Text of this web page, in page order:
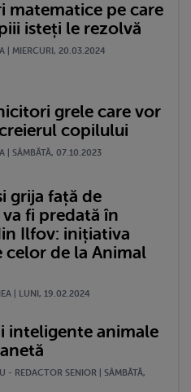
matematice pe care
isteți le rezolvă
| MIERCURI, 20.03.2024
grele care vor
copilului
| SÂMBĂTĂ, 07.10.2023
grija față de
fi predată în
Ilfov: inițiativa
celor de la Animal
| LUNI, 19.02.2024
inteligente animale
- REDACTOR SENIOR | SÂMBĂTĂ,